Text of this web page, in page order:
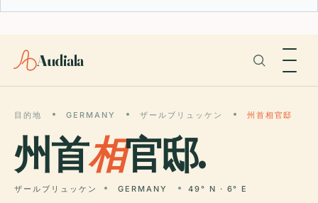
Audiala
目的地 GERMANY ザールブリュッケン 州首相官邸
州首相官邸.
ザールブリュッケン GERMANY 49° N · 6° E